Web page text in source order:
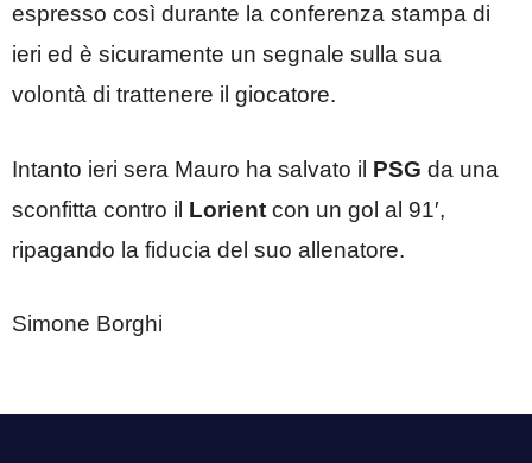
espresso così durante la conferenza stampa di
ieri ed è sicuramente un segnale sulla sua
volontà di trattenere il giocatore.
Intanto ieri sera Mauro ha salvato il PSG da una
sconfitta contro il Lorient con un gol al 91′,
ripagando la fiducia del suo allenatore.
Simone Borghi